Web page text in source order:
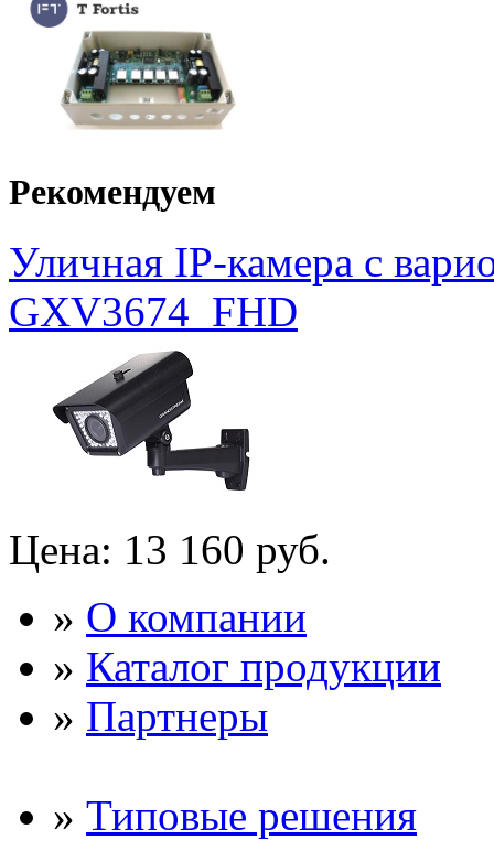
Рекомендуем
Уличная IP-камера с
GXV3674_FHD
Цена: 13 160 руб.
» О компании
» Каталог продукции
» Партнеры
» Типовые решения